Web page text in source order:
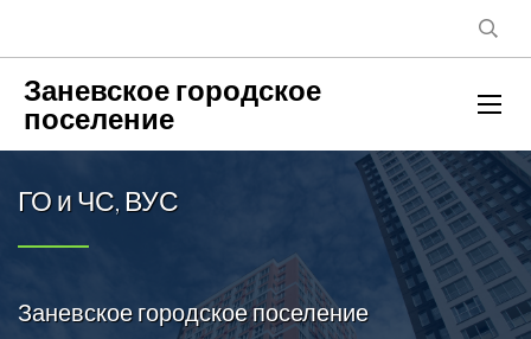
Заневское городское
поселение
ГО и ЧС, ВУС
Заневское городское поселение